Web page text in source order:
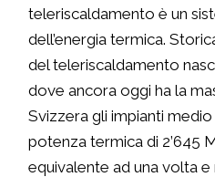
teleriscaldamento è un
dell’energia termica.
del teleriscaldamento
dove ancora oggi ha la
Svizzera gli impianti
potenza termica di 2’645
equivalente ad una volta